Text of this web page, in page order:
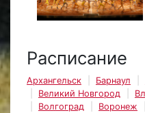
Расписание
Архангельск Барнаул
Великий Новгород
Волгоград
Воронеж